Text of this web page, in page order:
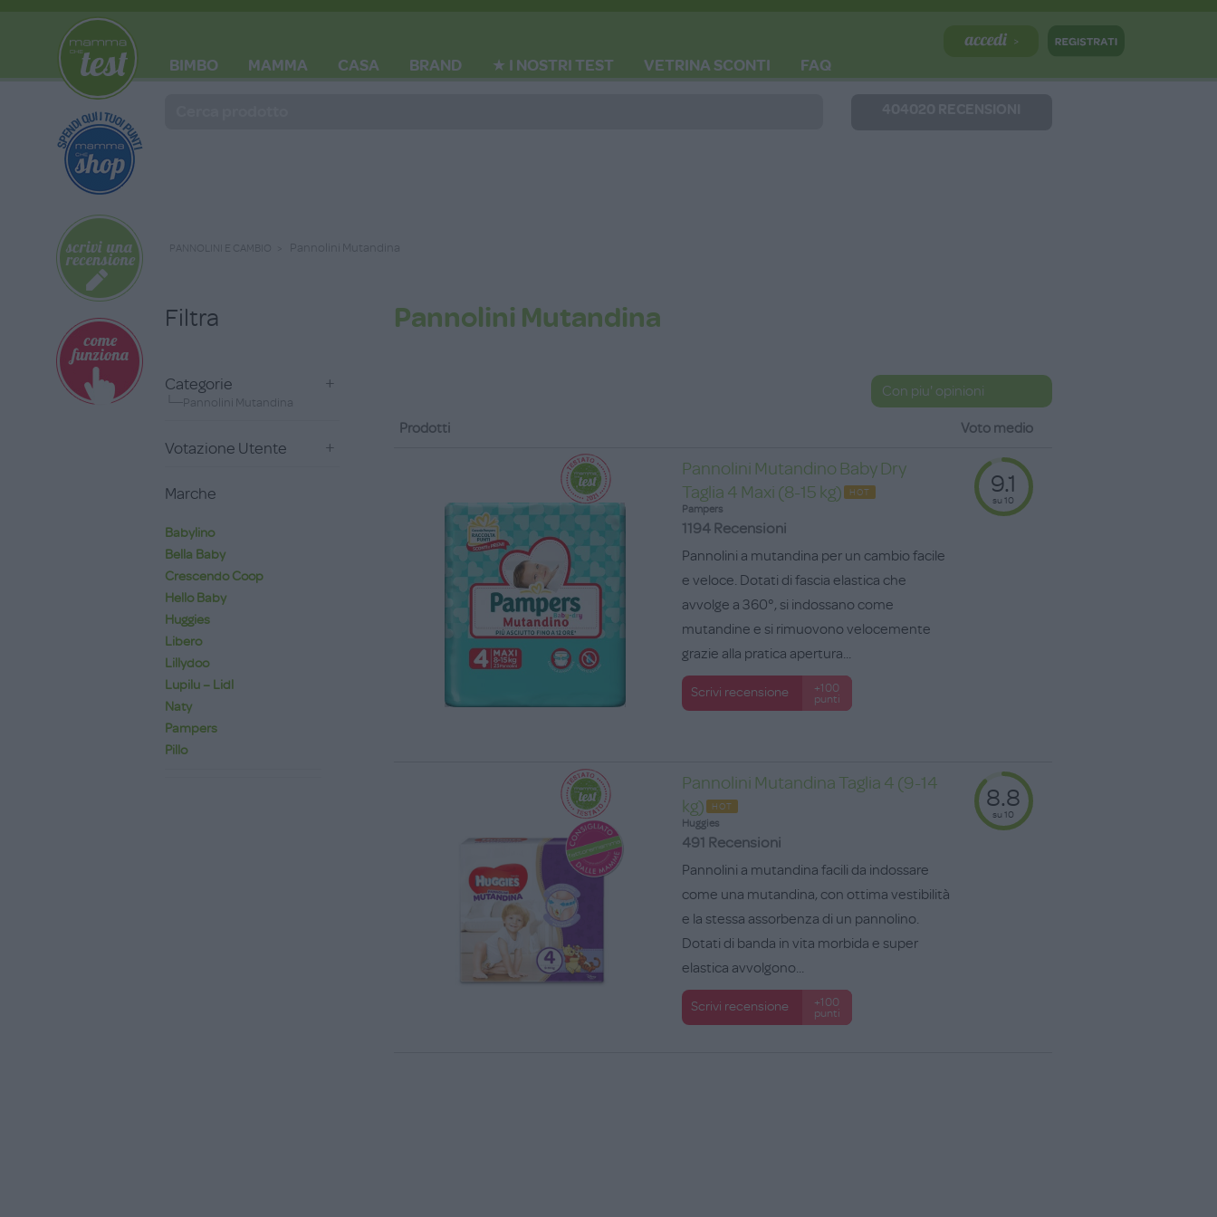
BIMBO MAMMA CASA BRAND ★ I NOSTRI TEST VETRINA SCONTI
FAQ
PANNOLINI E CAMBIO Pannolini Mutandina
Filtra
Categorie
└─Pannolini Mutandina
Votazione Utente
Marche
Babylino
Bella Baby
Crescendo Coop
Hello Baby
Huggies
Libero
Lillydoo
Lupilu – Lidl
Naty
Pampers
Pillo
Pannolini Mutandina
Prodotti Voto medio
Pannolini Mutandino Baby Dry
Taglia 4 Maxi (8-15 kg)
HOT
Pampers
1194 Recensioni
Pannolini a mutandina per un cambio facile
e veloce. Dotati di fascia elastica che
avvolge a 360°, si indossano come
mutandine e si rimuovono velocemente
grazie alla pratica apertura...
Scrivi recensione
+100
punti
9.1
su 10
Pannolini Mutandina Taglia 4 (9-14
kg)
HOT
Huggies
491 Recensioni
Pannolini a mutandina facili da indossare
come una mutandina, con ottima vestibilità
e la stessa assorbenza di un pannolino.
Dotati di banda in vita morbida e super
elastica avvolgono...
Scrivi recensione
+100
punti
8.8
su 10